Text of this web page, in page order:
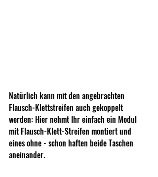
Natürlich kann mit den angebrachten
Flausch-Klettstreifen auch gekoppelt
werden: Hier nehmt Ihr einfach ein Modul
mit Flausch-Klett-Streifen montiert und
eines ohne - schon haften beide Taschen
aneinander.